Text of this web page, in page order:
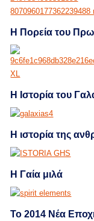
Η Πορεία του
Η Ιστορία του
Η ιστορία της
Η Γαία μιλά
Το 2014 Νέα